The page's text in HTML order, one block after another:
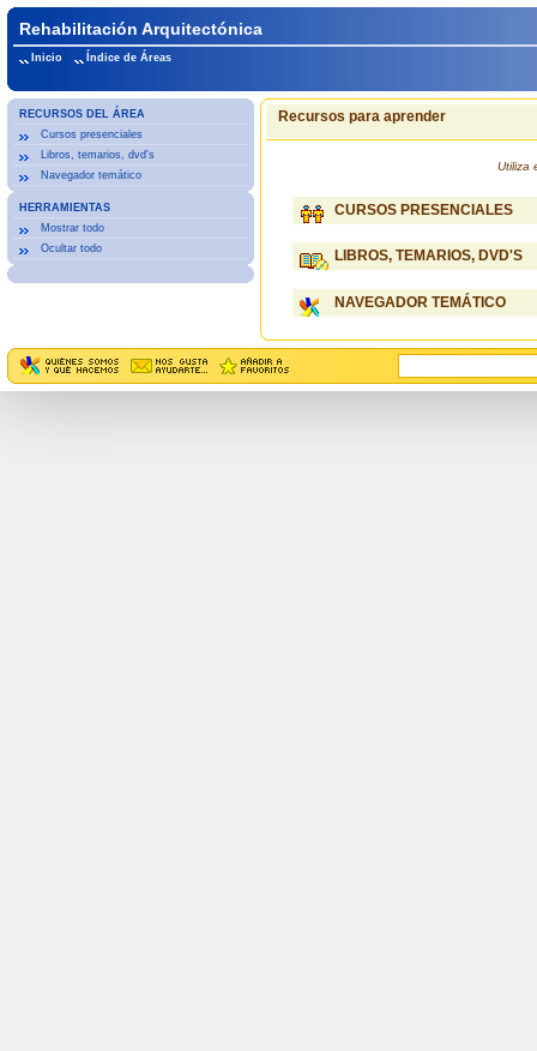
Rehabilitación Arquitectónica
Inicio Índice de Áreas
RECURSOS DEL ÁREA
Cursos presenciales
Libros, temarios, dvd's
Navegador temático
HERRAMIENTAS
Mostrar todo
Ocultar todo
Recursos para aprender
Utiliza
CURSOS PRESENCIALES
LIBROS, TEMARIOS, DVD'S
NAVEGADOR TEMÁTICO